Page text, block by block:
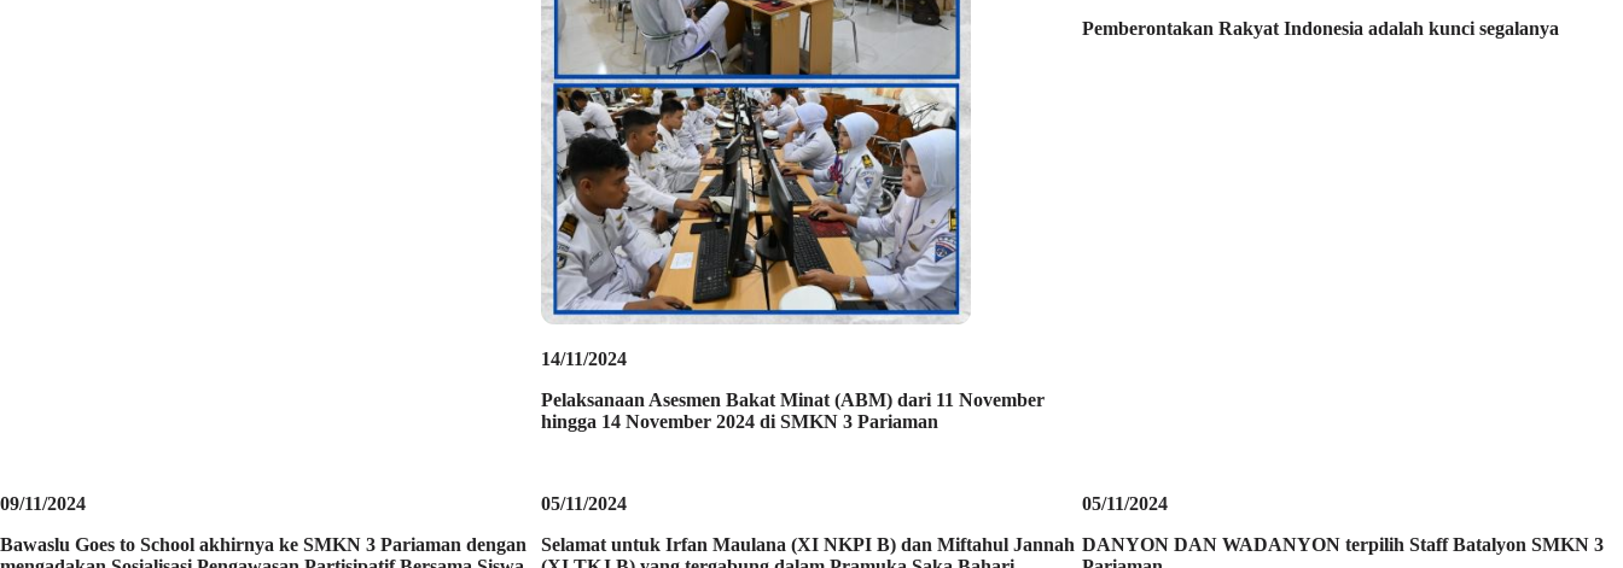
14/11/2024
Pelaksanaan Asesmen Bakat Minat (ABM) dari 11 November
hingga 14 November 2024 di SMKN 3 Pariaman
Pemberontakan Rakyat Indonesia adalah kunci segalanya
09/11/2024
Bawaslu Goes to School akhirnya ke SMKN 3 Pariaman dengan
05/11/2024
Selamat untuk Irfan Maulana (XI NKPI B) dan Miftahul Jannah
05/11/2024
DANYON DAN WADANYON terpilih Staff Batalyon SMKN 3